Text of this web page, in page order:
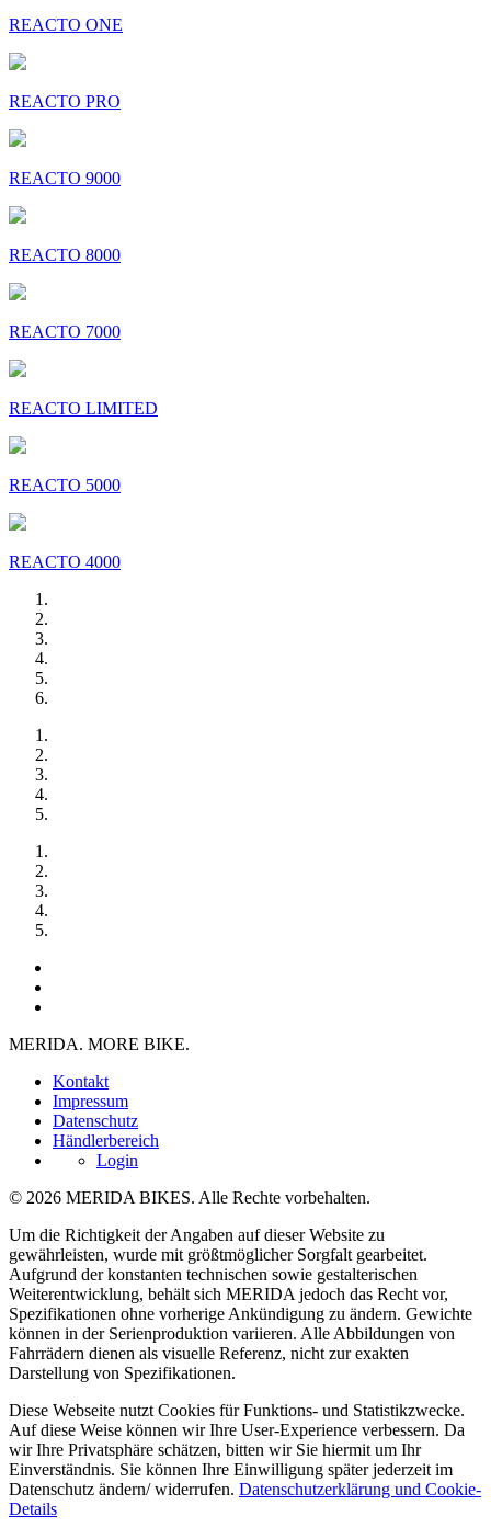
REACTO ONE
REACTO PRO
REACTO 9000
REACTO 8000
REACTO 7000
REACTO LIMITED
REACTO 5000
REACTO 4000
MERIDA. MORE BIKE.
Kontakt
Impressum
Datenschutz
Händlerbereich
Login
© 2026 MERIDA BIKES. Alle Rechte vorbehalten.
Um die Richtigkeit der Angaben auf dieser Website zu
gewährleisten, wurde mit größtmöglicher Sorgfalt gearbeitet.
Aufgrund der konstanten technischen sowie gestalterischen
Weiterentwicklung, behält sich MERIDA jedoch das Recht vor,
Spezifikationen ohne vorherige Ankündigung zu ändern. Gewichte
können in der Serienproduktion variieren. Alle Abbildungen von
Fahrrädern dienen als visuelle Referenz, nicht zur exakten
Darstellung von Spezifikationen.
Diese Webseite nutzt Cookies für Funktions- und Statistikzwecke.
Auf diese Weise können wir Ihre User-Experience verbessern. Da
wir Ihre Privatsphäre schätzen, bitten wir Sie hiermit um Ihr
Einverständnis. Sie können Ihre Einwilligung später jederzeit im
Datenschutz ändern/ widerrufen. Datenschutzerklärung und Cookie-
Details